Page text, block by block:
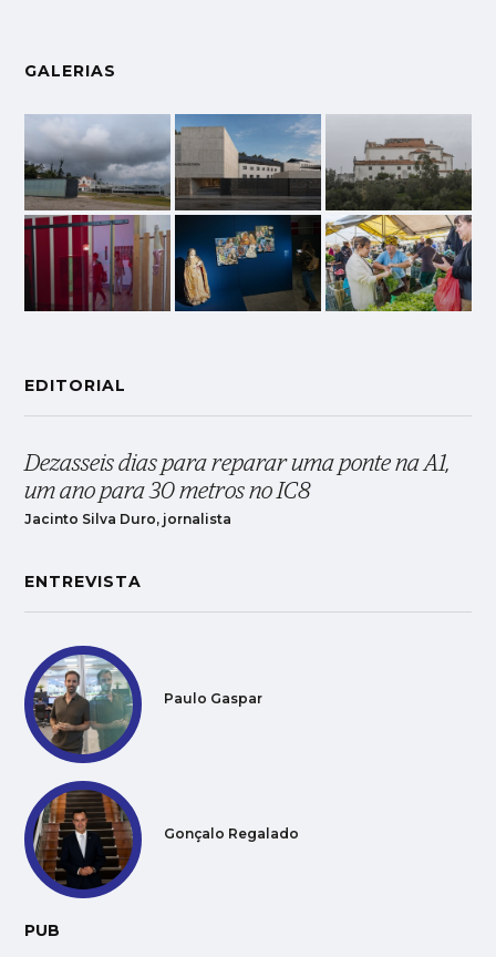
GALERIAS
EDITORIAL
Dezasseis dias para reparar uma ponte na A1,
um ano para 30 metros no IC8
Jacinto Silva Duro, jornalista
ENTREVISTA
Paulo Gaspar
Gonçalo Regalado
PUB